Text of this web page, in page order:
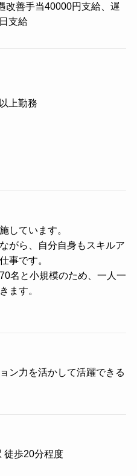
改善手当40000円支給、遅
支給
上勤務
しています。
がら、自分自身もスキルア
事です。
名と小規模のため、一人一
ます。
ン力を活かして活躍できる
徒歩20分程度